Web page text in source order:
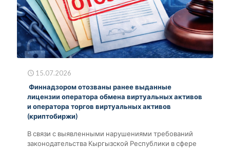
15.07.2026
Финнадзором отозваны ранее выданные
лицензии оператора обмена виртуальных активов
и оператора торгов виртуальных активов
(криптобиржи)
В связи с выявленными нарушениями требований
законодательства Кыргызской Республики в сфере